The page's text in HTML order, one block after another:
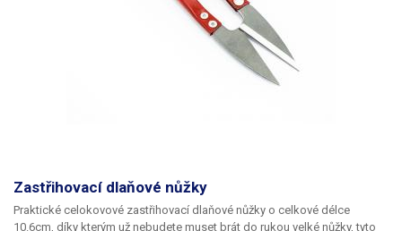
Zastřihovací dlaňové nůžky
Praktické celokovové zastřihovací dlaňové nůžky o celkové délce
10.6cm, díky kterým už nebudete muset brát do rukou velké nůžky, tyto